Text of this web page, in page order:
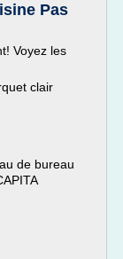
Pas
Voyez les
clair
de bureau